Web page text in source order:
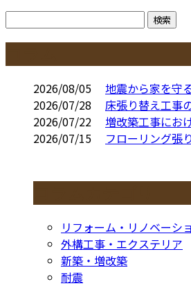
2026/08/05
地震から家を守
2026/07/28
床張り替え工事
2026/07/22
増改築工事にお
2026/07/15
フローリング張
リフォーム・リノベーシ
外構工事・エクステリア
新築・増改築
耐震